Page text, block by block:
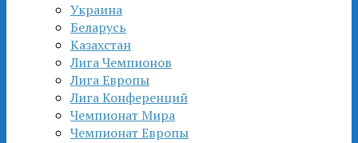
Украина
Беларусь
Казахстан
Лига Чемпионов
Лига Европы
Лига Конференций
Чемпионат Мира
Чемпионат Европы